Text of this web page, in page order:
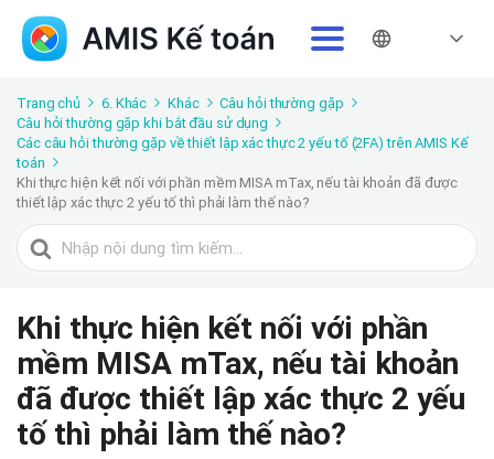
Trang chủ 6. Khác Khác
Câu hỏi thường gặp
Câu hỏi thường gặp khi bắt đầu sử dụng
Các câu hỏi thường gặp về thiết lập xác thực 2 yếu tố (2FA) trên AMIS Kế
toán
Khi thực hiện kết nối với phần mềm MISA mTax, nếu tài khoản đã được
thiết lập xác thực 2 yếu tố thì phải làm thế nào?
Tìm
kiếm
Khi thực hiện kết nối với phần
mềm MISA mTax, nếu tài khoản
đã được thiết lập xác thực 2 yếu
tố thì phải làm thế nào?